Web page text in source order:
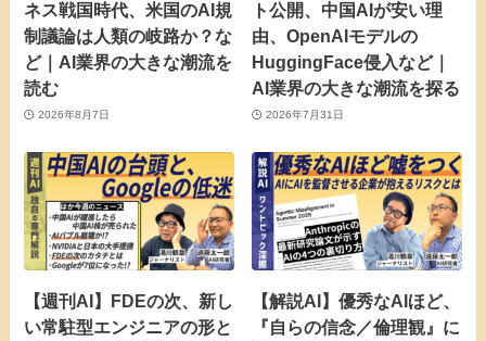
ネス戦国時代、米国のAI規
制議論は人類の岐路か？な
ど｜AI業界の大きな潮流を
読む
2026年8月7日
ト公開、中国AIが安い理
由、OpenAIモデルの
HuggingFace侵入など｜
AI業界の大きな潮流を探る
2026年7月31日
【週刊AI】FDEの次、新し
い常駐型エンジニアの形と
【解説AI】優秀なAIほど、
『自らの信念／倫理観』に